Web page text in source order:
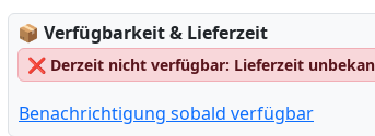
📦 Lagerstatus:
Verfügbarkeit & Lieferzeit
❌ Derzeit nicht verfügbar: Lieferzeit
Benachrichtigung sobald verfügbar